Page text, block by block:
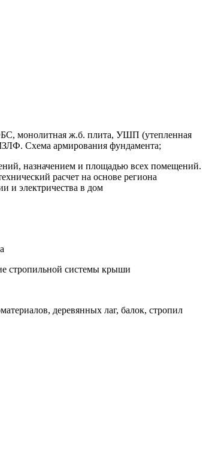
монолитная ж.б. плита, УШП (утепленная
Схема армирования фундамента;
назначением и площадью всех помещений.
расчет на основе региона
и электричества в дом
стропильной системы крыши
деревянных лаг, балок, стропил